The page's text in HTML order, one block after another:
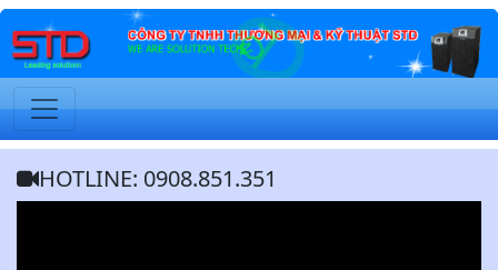
HOTLINE: 0908.851.351